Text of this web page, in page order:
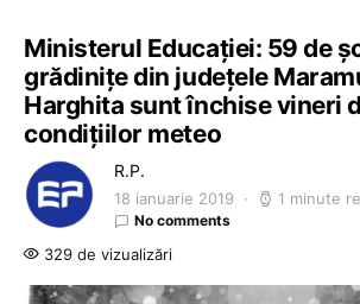
Ministerul Educației: 59 de
grădinițe din județele
Harghita sunt închise vineri
condițiilor meteo
R.P.
18 ianuarie 2019 1 minute
No comments
329 de vizualizări